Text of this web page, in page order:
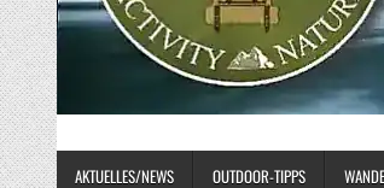
STAY WILD –
AKTUELLES/NEWS OUTDOOR-TIPPS